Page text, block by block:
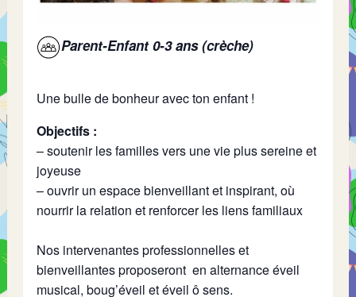
Parent-Enfant 0-3 ans (crèche)
Une bulle de bonheur avec ton enfant !
Objectifs :
– soutenir les familles vers une vie plus sereine et
joyeuse
– ouvrir un espace bienveillant et inspirant, où
nourrir la relation et renforcer les liens familiaux
Nos intervenantes professionnelles et
bienveillantes proposeront en alternance éveil
musical, boug’éveil et éveil ô sens.